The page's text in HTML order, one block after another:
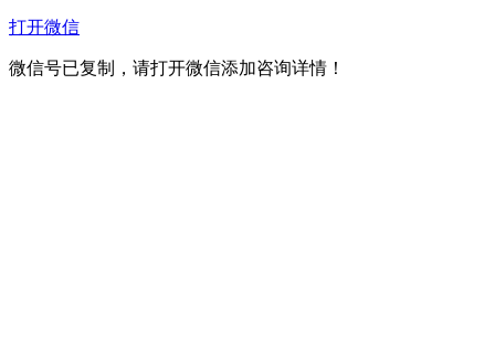
打开微信
微信号已复制，请打开微信添加咨询详情！